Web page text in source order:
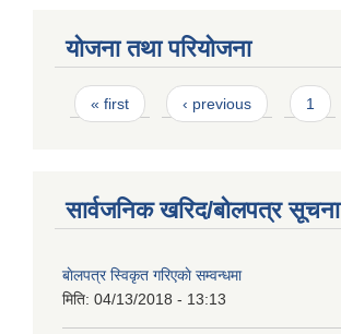
योजना तथा परियोजना
Pages
« first ‹ previous 1
सार्वजनिक खरिद/बोलपत्र सूचना
बाेलपत्र स्विकृत गरिएकाे सम्वन्धमा
मिति: 04/13/2018 - 13:13